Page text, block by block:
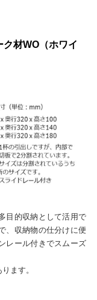
材WO（ホワイ
目的収納として活用で
、収納物の仕分けに便
レール付きでスムーズ
ます。